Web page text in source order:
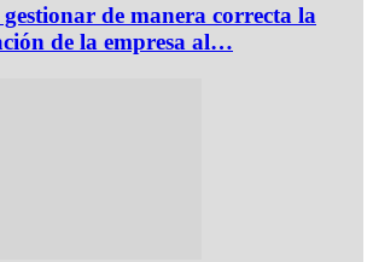
de manera correcta la
de la empresa al…